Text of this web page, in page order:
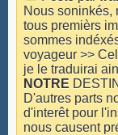
Nous soninkés,
tous premièrs
sommes
voyageur >>
je le traduirai
NOTRE
D'autres parts
d'interêt pour
nous causent